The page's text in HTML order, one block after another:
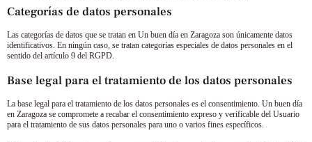
Categorías de datos personales
Las categorías de datos que se tratan en Un buen día en Zaragoza son únicamente datos
identificativos. En ningún caso, se tratan categorías especiales de datos personales en el
sentido del artículo 9 del RGPD.
Base legal para el tratamiento de los datos personales
La base legal para el tratamiento de los datos personales es el consentimiento. Un buen día
en Zaragoza se compromete a recabar el consentimiento expreso y verificable del Usuario
para el tratamiento de sus datos personales para uno o varios fines específicos.